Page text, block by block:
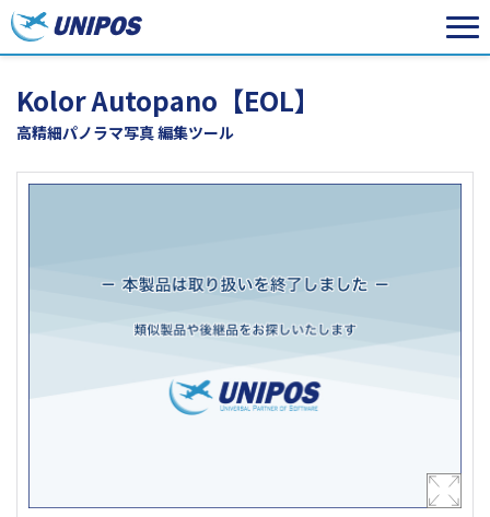
Kolor Autopano【EOL】
高精細パノラマ写真 編集ツール